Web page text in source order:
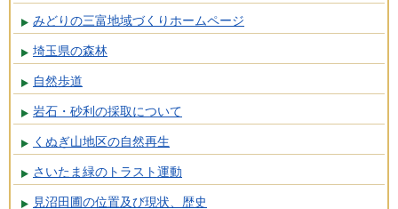
みどりの三富地域づくりホームページ
埼玉県の森林
自然歩道
岩石・砂利の採取について
くぬぎ山地区の自然再生
さいたま緑のトラスト運動
見沼田圃の位置及び現状、歴史